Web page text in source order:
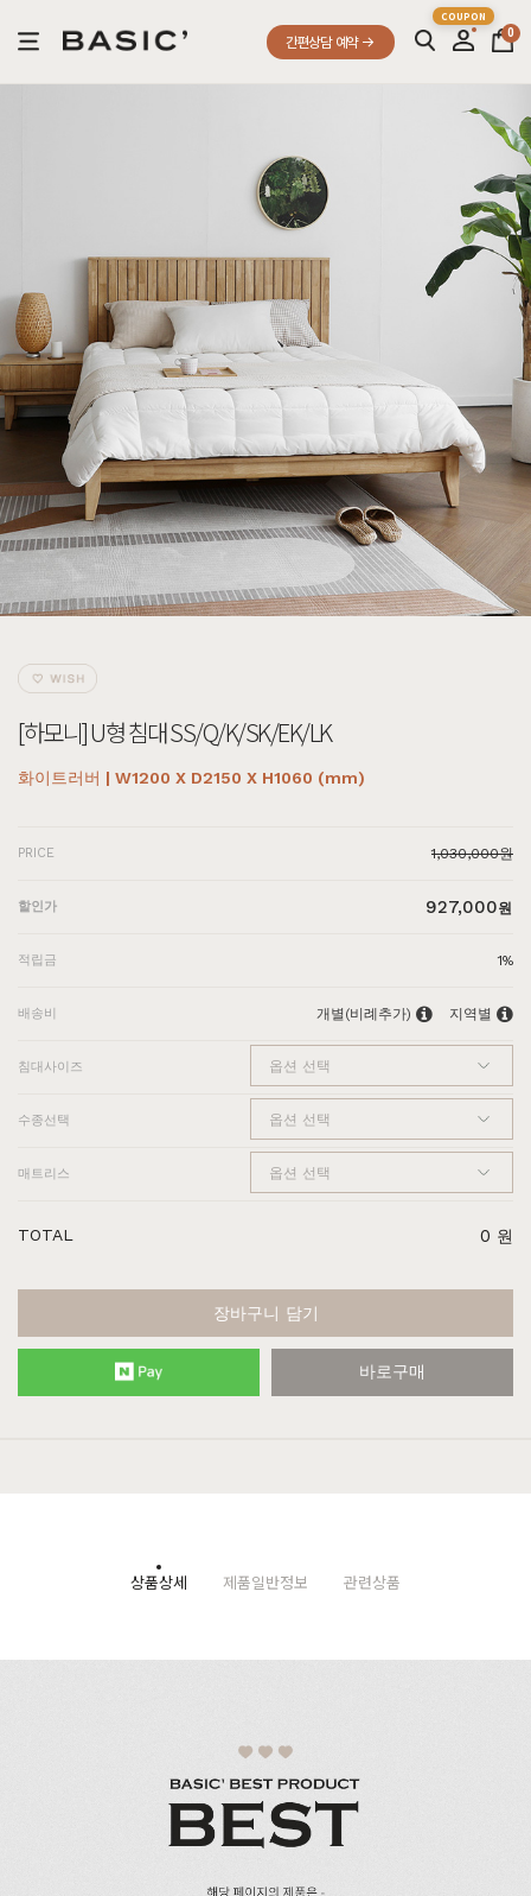
간편상담 예약
0
[하모니] U형 침대 SS/Q/K/SK/EK/LK
화이트러버 | W1200 X D2150 X H1060 (mm)
PRICE 1,030,000원
할인가 927,000원
적립금 1%
배송비 개별(비례추가) 지역별
침대사이즈
수종선택
매트리스
TOTAL 0 원
장바구니 담기
바로구매
상품상세 제품일반정보 관련상품